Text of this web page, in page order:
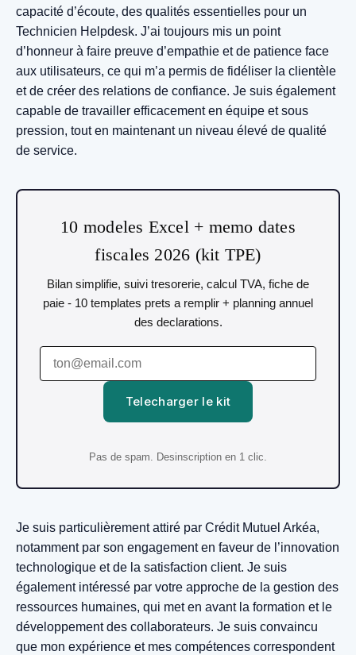
capacité d’écoute, des qualités essentielles pour un
Technicien Helpdesk. J’ai toujours mis un point
d’honneur à faire preuve d’empathie et de patience face
aux utilisateurs, ce qui m’a permis de fidéliser la clientèle
et de créer des relations de confiance. Je suis également
capable de travailler efficacement en équipe et sous
pression, tout en maintenant un niveau élevé de qualité
de service.
10 modeles Excel + memo dates
fiscales 2026 (kit TPE)
Bilan simplifie, suivi tresorerie, calcul TVA, fiche de
paie - 10 templates prets a remplir + planning annuel
des declarations.
Telecharger le kit
Pas de spam. Desinscription en 1 clic.
Je suis particulièrement attiré par Crédit Mutuel Arkéa,
notamment par son engagement en faveur de l’innovation
technologique et de la satisfaction client. Je suis
également intéressé par votre approche de la gestion des
ressources humaines, qui met en avant la formation et le
développement des collaborateurs. Je suis convaincu
que mon expérience et mes compétences correspondent